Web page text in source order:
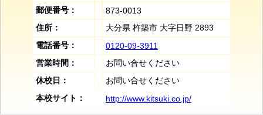
郵便番号：
873-0013
住所：
大分県 杵築市 大字日野 2893
電話番号：
0120-09-3911
営業時間：
お問い合せください
休校日：
お問い合せください
本校サイト：
http://www.kitsuki.co.jp/